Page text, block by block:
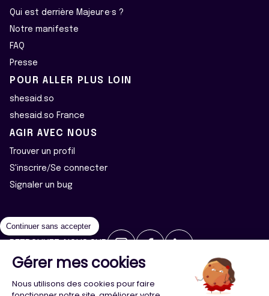
Qui est derrière Majeur·e·s ?
Notre manifeste
FAQ
Presse
POUR ALLER PLUS LOIN
shesaid.so
shesaid.so France
AGIR AVEC NOUS
Trouver un profil
S'inscrire/Se connecter
Signaler un bug
2026 ©Majeur·e·s - Tous droits réservés
Politique de confidentialité
Cookies
Continuer sans accepter
Gérer mes cookies
Nous utilisons des cookies pour faire